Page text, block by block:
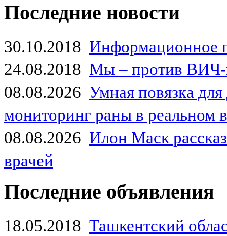
Последние новости
30.10.2018 Информационное
24.08.2018 Мы – против
08.08.2026 Умная повязка
мониторинг раны в реальном
08.08.2026 Илон Маск
врачей
Последние объявления
18.05.2018 Ташкентский